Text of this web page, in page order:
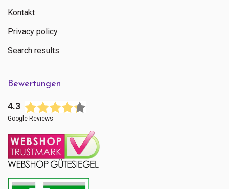
Kontakt
Privacy policy
Search results
Bewertungen
4.3
Google Reviews